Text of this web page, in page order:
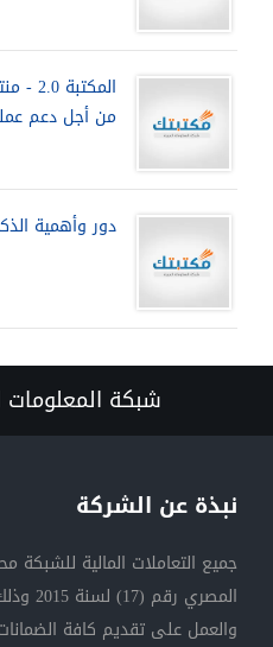
من أجل دعم
دور وأهمية
شبكة المعلومات
نبذة عن الشركة
جميع التعاملات المالية للشبكة
والعمل على تقديم كافة